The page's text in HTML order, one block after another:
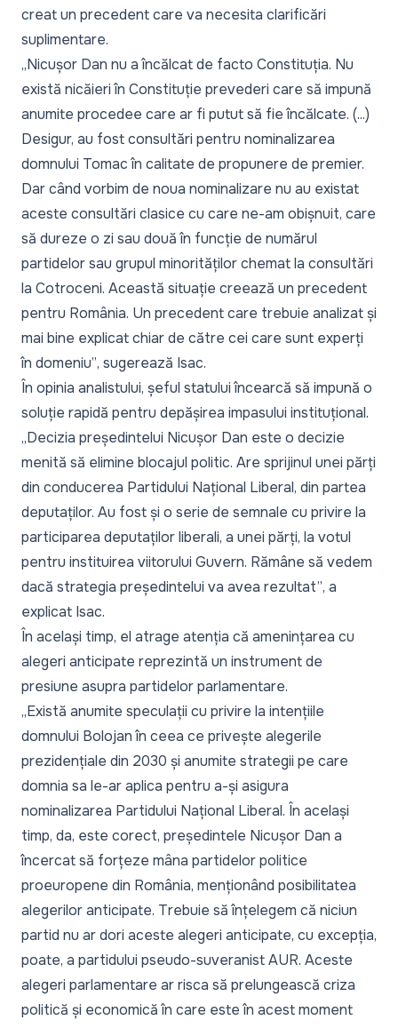
creat un precedent care va necesita clarificări
suplimentare.
„Nicușor Dan nu a încălcat de facto Constituția. Nu
există nicăieri în Constituție prevederi care să impună
anumite procedee care ar fi putut să fie încălcate. (...)
Desigur, au fost consultări pentru nominalizarea
domnului Tomac în calitate de propunere de premier.
Dar când vorbim de noua nominalizare nu au existat
aceste consultări clasice cu care ne-am obișnuit, care
să dureze o zi sau două în funcție de numărul
partidelor sau grupul minorităților chemat la consultări
la Cotroceni. Această situație creează un precedent
pentru România. Un precedent care trebuie analizat și
mai bine explicat chiar de către cei care sunt experți
în domeniu”, sugerează Isac.
În opinia analistului, șeful statului încearcă să impună o
soluție rapidă pentru depășirea impasului instituțional.
„Decizia președintelui Nicușor Dan este o decizie
menită să elimine blocajul politic. Are sprijinul unei părți
din conducerea Partidului Național Liberal, din partea
deputaților. Au fost și o serie de semnale cu privire la
participarea deputaților liberali, a unei părți, la votul
pentru instituirea viitorului Guvern. Rămâne să vedem
dacă strategia președintelui va avea rezultat”, a
explicat Isac.
În același timp, el atrage atenția că amenințarea cu
alegeri anticipate reprezintă un instrument de
presiune asupra partidelor parlamentare.
„Există anumite speculații cu privire la intențiile
domnului Bolojan în ceea ce privește alegerile
prezidențiale din 2030 și anumite strategii pe care
domnia sa le-ar aplica pentru a-și asigura
nominalizarea Partidului Național Liberal. În același
timp, da, este corect, președintele Nicușor Dan a
încercat să forțeze mâna partidelor politice
proeuropene din România, menționând posibilitatea
alegerilor anticipate. Trebuie să înțelegem că niciun
partid nu ar dori aceste alegeri anticipate, cu excepția,
poate, a partidului pseudo-suveranist AUR. Aceste
alegeri parlamentare ar risca să prelungească criza
politică și economică în care este în acest moment